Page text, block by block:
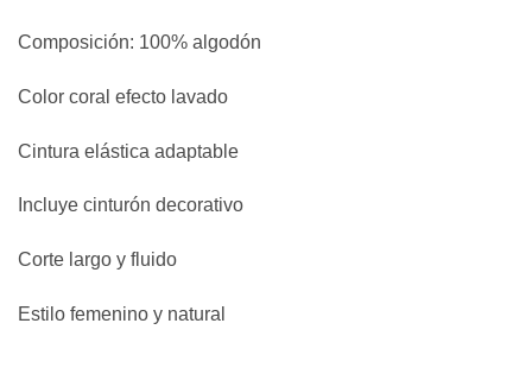
Composición: 100% algodón
Color coral efecto lavado
Cintura elástica adaptable
Incluye cinturón decorativo
Corte largo y fluido
Estilo femenino y natural